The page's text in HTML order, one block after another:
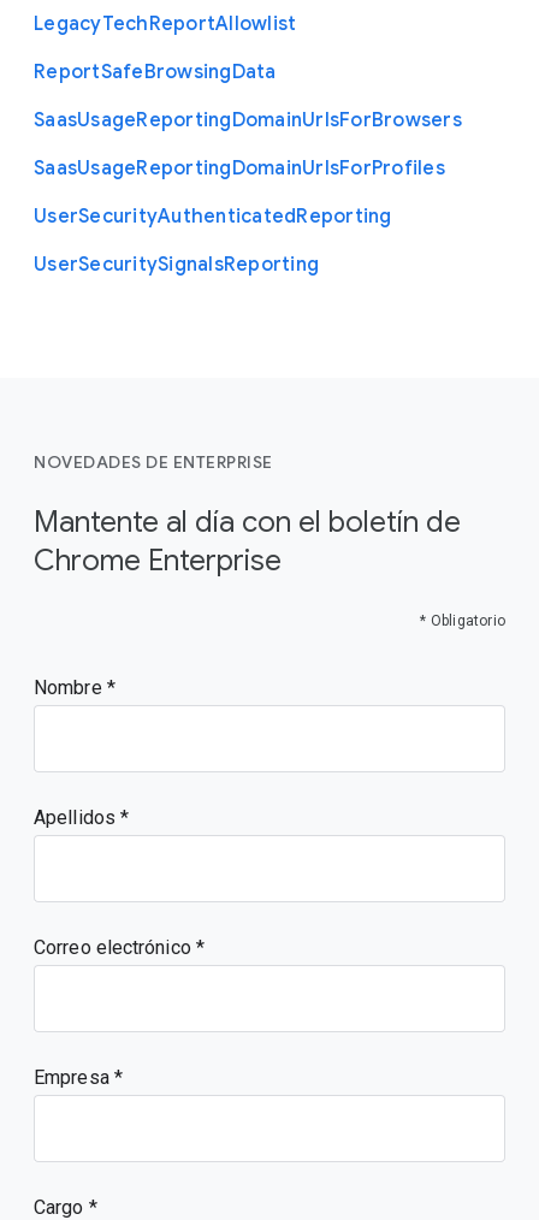
LegacyTechReportAllowlist
ReportSafeBrowsingData
SaasUsageReportingDomainUrlsForBrowsers
SaasUsageReportingDomainUrlsForProfiles
UserSecurityAuthenticatedReporting
UserSecuritySignalsReporting
NOVEDADES DE ENTERPRISE
Mantente al día con el boletín de
Chrome Enterprise
* Obligatorio
Nombre
Apellidos
Correo electrónico
Empresa
Cargo